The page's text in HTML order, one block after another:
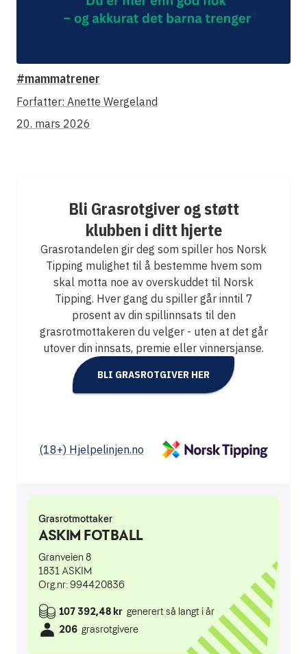
#mammatrener
Forfatter: Anette Wergeland
20. mars 2026
Bli Grasrotgiver og støtt
klubben i ditt hjerte
Grasrotandelen gir deg som spiller hos Norsk
Tipping mulighet til å bestemme hvem som
skal motta noe av overskuddet til Norsk
Tipping. Hver gang du spiller går inntil 7
prosent av din spillinnsats til den
grasrotmottakeren du velger - uten at det går
utover din innsats, premie eller vinnersjanse.
BLI GRASROTGIVER HER
(18+) Hjelpelinjen.no